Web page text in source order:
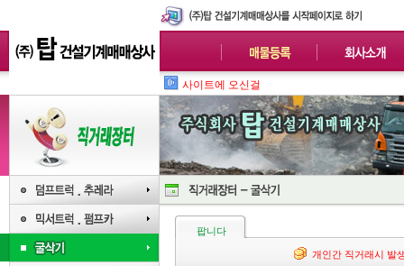
사이트에 오신걸 환영합니다
팝니다
개인간 직거래시 발